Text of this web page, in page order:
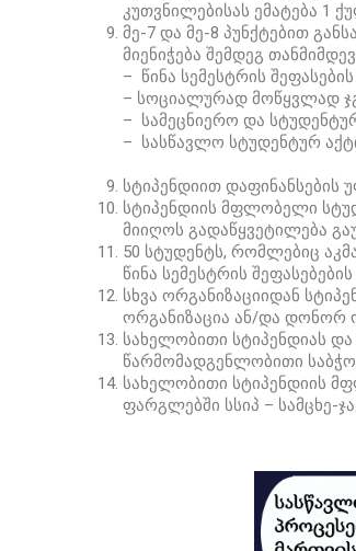
კუთვნილებისას ემატება 1
მე-7 და მე-8 პუნქტებით
მიენიჭება შემდეგ
– წინა სემესტრის
– სოციალურად მოწყვლად
– სამეცნიერო და
– სასწავლო სტუდენტურ
სტიპენდიით დაფინანსების
სტიპენდიის მფლობელი
მიიღოს გადაწყვეტილება
50 სტუდენტს, რომლებიც
წინა სემესტრის
სხვა ორგანიზაციიდან
ორგანიზაცია ან/და დონორ
სახელობითი სტიპენდიას და
წარმომადგენლობითი
სახელობითი სტიპენდიის
ფარგლებში სსიპ – სამცხე-